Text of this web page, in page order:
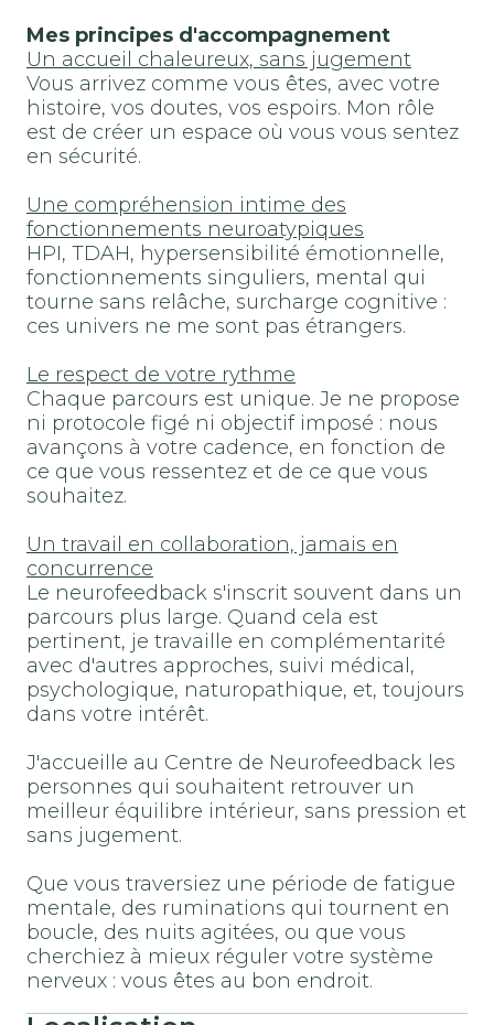
Mes principes d'accompagnement
Un accueil chaleureux, sans jugement
Vous arrivez comme vous êtes, avec votre
histoire, vos doutes, vos espoirs. Mon rôle
est de créer un espace où vous vous sentez
en sécurité.
Une compréhension intime des
fonctionnements neuroatypiques
HPI, TDAH, hypersensibilité émotionnelle,
fonctionnements singuliers, mental qui
tourne sans relâche, surcharge cognitive :
ces univers ne me sont pas étrangers.
Le respect de votre rythme
Chaque parcours est unique. Je ne propose
ni protocole figé ni objectif imposé : nous
avançons à votre cadence, en fonction de
ce que vous ressentez et de ce que vous
souhaitez.
Un travail en collaboration, jamais en
concurrence
Le neurofeedback s'inscrit souvent dans un
parcours plus large. Quand cela est
pertinent, je travaille en complémentarité
avec d'autres approches, suivi médical,
psychologique, naturopathique, et, toujours
dans votre intérêt.
J'accueille au Centre de Neurofeedback les
personnes qui souhaitent retrouver un
meilleur équilibre intérieur, sans pression et
sans jugement.
Que vous traversiez une période de fatigue
mentale, des ruminations qui tournent en
boucle, des nuits agitées, ou que vous
cherchiez à mieux réguler votre système
nerveux : vous êtes au bon endroit.